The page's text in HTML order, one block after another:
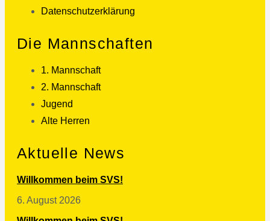
Datenschutzerklärung
Die Mannschaften
1. Mannschaft
2. Mannschaft
Jugend
Alte Herren
Aktuelle News
Willkommen beim SVS!
6. August 2026